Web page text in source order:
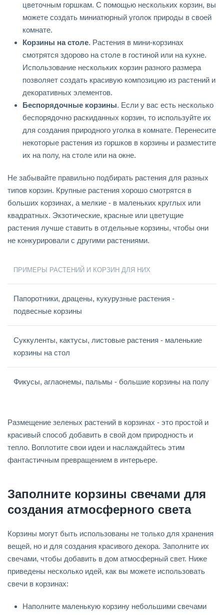
цветочным горшкам. С помощью нескольких корзин, вы
можете создать миниатюрный уголок природы в своей
комнате.
Корзины на столе. Растения в мини-корзинах
смотрятся здорово на столе в гостиной или на кухне.
Использование нескольких корзин разного размера
позволяет создать красивую композицию из растений и
декоративных элементов.
Беспорядочные корзины. Если у вас есть несколько
беспорядочно раскиданных корзин, то используйте их
для создания природного уголка в комнате. Перенесите
некоторые растения из горшков в корзины и разместите
их на полу, на столе или на окне.
Не забывайте правильно подбирать растения для разных
типов корзин. Крупные растения хорошо смотрятся в
больших корзинах, а мелкие - в маленьких круглых или
квадратных. Экзотические, красные или цветущие
растения лучше ставить в отдельные корзины, чтобы они
не конкурировали с другими растениями.
ПРИМЕРЫ РАСТЕНИЙ И КОРЗИН ДЛЯ НИХ
Папоротники, драцены, кукурузные растения -
подвесные корзины
Суккуленты, кактусы, листовые растения - маленькие
корзины на стол
Фикусы, аглаонемы, пальмы - большие корзины на полу
Размещение зеленых растений в корзинах - это простой и
красивый способ добавить в свой дом природность и
тепло. Воплотите свои идеи и наслаждайтесь этим
фантастичным превращением в интерьере.
Заполните корзины свечами для
создания атмосферного света
Корзины могут быть использованы не только для хранения
вещей, но и для создания красивого декора. Заполните их
свечами, чтобы добавить в дом атмосферный свет. Ниже
приведены несколько идей, как вы можете использовать
свечи в корзинах:
Наполните маленькую корзину небольшими свечами